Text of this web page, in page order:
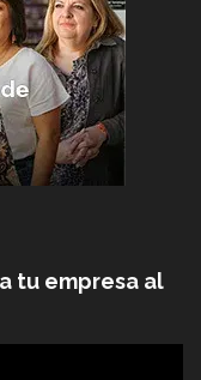
tu empresa al